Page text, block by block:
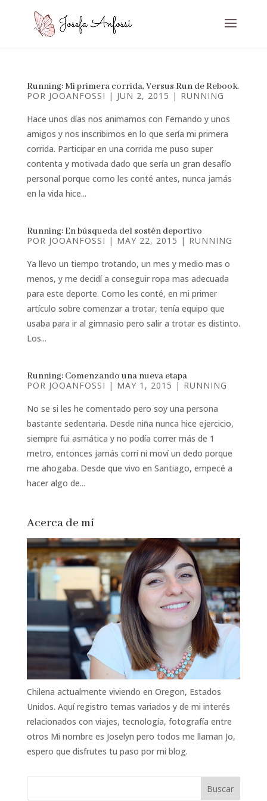
Running: Mi primera corrida, Versus Run de Rebook.
POR JOOANFOSSI | JUN 2, 2015 | RUNNING
Hace unos días nos animamos con Fernando y unos
amigos y nos inscribimos en lo que sería mi primera
corrida. Participar en una corrida me puso super
contenta y motivada dado que sería un gran desafío
personal porque como les conté antes, nunca jamás
en la vida hice...
Running: En búsqueda del sostén deportivo
POR JOOANFOSSI | MAY 22, 2015 | RUNNING
Ya llevo un tiempo trotando, un mes y medio mas o
menos, y me decidí a conseguir ropa mas adecuada
para este deporte. Como les conté, en mi primer
artículo sobre comenzar a trotar, tenía equipo que
usaba para ir al gimnasio pero salir a trotar es distinto.
Los...
Running: Comenzando una nueva etapa
POR JOOANFOSSI | MAY 1, 2015 | RUNNING
No se si les he comentado pero soy una persona
bastante sedentaria. Desde niña nunca hice ejercicio,
siempre fui asmática y no podía correr más de 1
metro, entonces jamás corrí ni moví un dedo porque
me ahogaba. Desde que vivo en Santiago, empecé a
hacer algo de...
Acerca de mí
Chilena actualmente viviendo en Oregon, Estados
Unidos. Aquí registro temas variados y de mi interés
relacionados con viajes, tecnología, fotografía entre
otros Mi nombre es Joselyn pero todos me llaman Jo,
espero que disfrutes tu paso por mi blog.